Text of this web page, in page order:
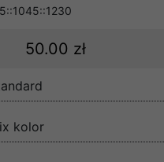
50.00 zł
kolor